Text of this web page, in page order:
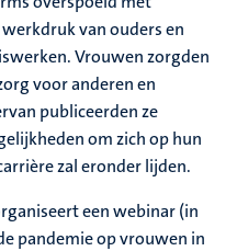
van ouders en
Vrouwen zorgden
voor anderen en
publiceerden ze
om zich op hun
zal eronder lijden.
een webinar (in
pandemie op vrouwen in